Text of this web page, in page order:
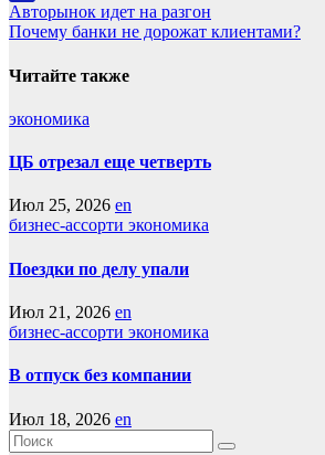
LiveJournal
Навигация
по
записям
Авторынок идет на разгон
Почему банки не дорожат клиентами?
Читайте также
экономика
ЦБ отрезал еще четверть
Июл 25, 2026 en
бизнес-ассорти экономика
Поездки по делу упали
Июл 21, 2026 en
бизнес-ассорти экономика
В отпуск без компании
Июл 18, 2026 en